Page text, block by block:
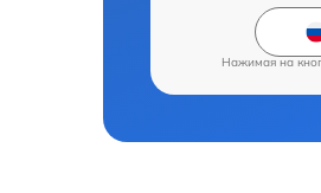
Нажимая на